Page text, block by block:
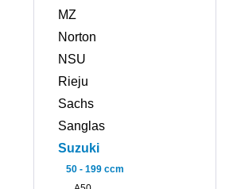
MZ
Norton
NSU
Rieju
Sachs
Sanglas
Suzuki
50 - 199 ccm